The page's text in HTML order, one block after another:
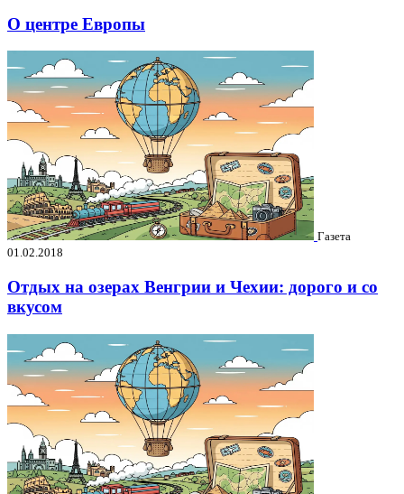
О центре Европы
Газета
01.02.2018
Отдых на озерах Венгрии и Чехии: дорого и со
вкусом